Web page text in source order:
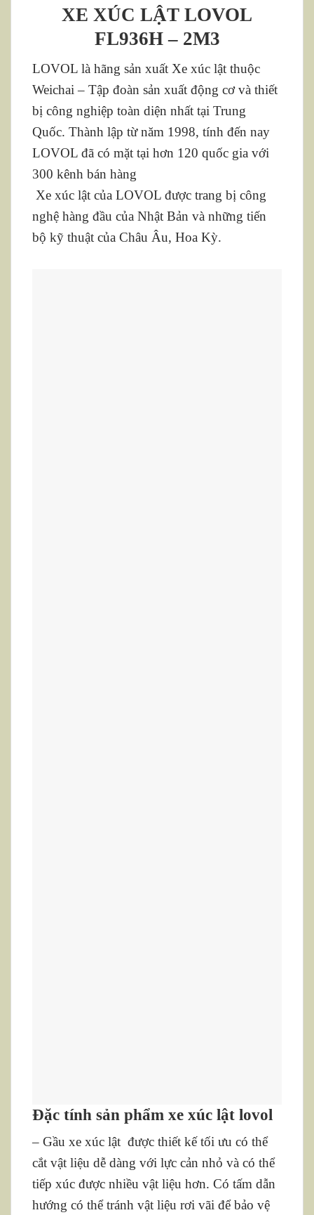
XE XÚC LẬT LOVOL
FL936H – 2M3
LOVOL là hãng sản xuất Xe xúc lật thuộc
Weichai – Tập đoàn sản xuất động cơ và thiết
bị công nghiệp toàn diện nhất tại Trung
Quốc. Thành lập từ năm 1998, tính đến nay
LOVOL đã có mặt tại hơn 120 quốc gia với
300 kênh bán hàng
Xe xúc lật của LOVOL được trang bị công
nghệ hàng đầu của Nhật Bản và những tiến
bộ kỹ thuật của Châu Âu, Hoa Kỳ.
Đặc tính sản phẩm xe xúc lật lovol
– Gầu xe xúc lật được thiết kế tối ưu có thể
cắt vật liệu dễ dàng với lực cản nhỏ và có thể
tiếp xúc được nhiều vật liệu hơn. Có tấm dẫn
hướng có thể tránh vật liệu rơi vãi để bảo vệ